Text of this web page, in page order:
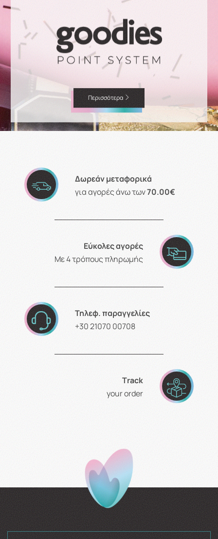
Περισσότερα
Δωρεάν μεταφορικά
για αγορές άνω των70.00€
Εύκολες αγορές
Με 4 τρόπους πληρωμής
Τηλεφ. παραγγελίες
+30 21070 00708
Τrack
your order